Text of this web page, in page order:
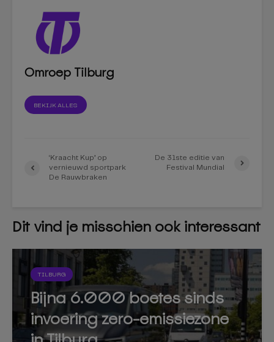
Omroep Tilburg
BEKIJK ALLES
‘Kraacht Kup’ op
vernieuwd sportpark
De Rauwbraken
De 31ste editie van
Festival Mundial
Dit vind je misschien ook interessant
TILBURG
Bijna 6.000 boetes sinds
invoering zero-emissiezone